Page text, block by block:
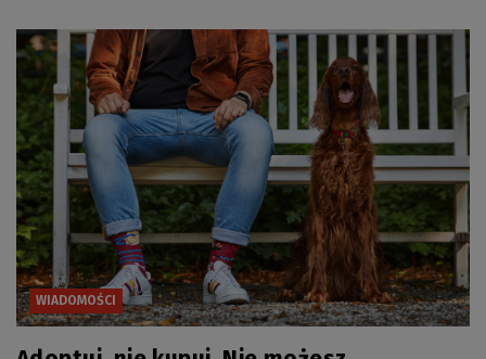
WIADOMOŚCI